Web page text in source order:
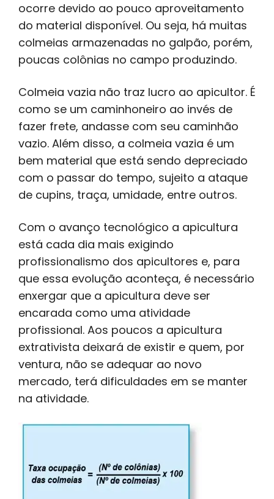
ocorre devido ao pouco aproveitamento
do material disponível. Ou seja, há muitas
colmeias armazenadas no galpão, porém,
poucas colônias no campo produzindo.
Colmeia vazia não traz lucro ao apicultor. É
como se um caminhoneiro ao invés de
fazer frete, andasse com seu caminhão
vazio. Além disso, a colmeia vazia é um
bem material que está sendo depreciado
com o passar do tempo, sujeito a ataque
de cupins, traça, umidade, entre outros.
Com o avanço tecnológico a apicultura
está cada dia mais exigindo
profissionalismo dos apicultores e, para
que essa evolução aconteça, é necessário
enxergar que a apicultura deve ser
encarada como uma atividade
profissional. Aos poucos a apicultura
extrativista deixará de existir e quem, por
ventura, não se adequar ao novo
mercado, terá dificuldades em se manter
na atividade.